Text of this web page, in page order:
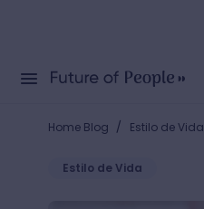
Home Blog / Estilo de Vida
Estilo de Vida